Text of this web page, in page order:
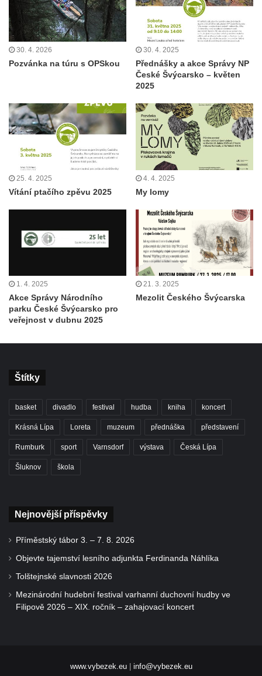
30. 4. 2026
Pozvánka na túru s OPSkou
30. 4. 2025
Přednášky a akce Správy NP
České Švýcarsko – květen
2025
25. 4. 2025
Vítání ptačího zpěvu 2025
4. 4. 2025
My lomy
1. 4. 2025
Akce Správy Národního
parku České Švýcarsko pro
veřejnost v dubnu 2025
21. 3. 2025
Mezolit Českého Švýcarska
Štítky
basket divadlo festival hudba kniha koncert
Krásná Lípa Loreta muzeum přednáška představení
Rumburk sport Varnsdorf výstava Česká Lípa
Šluknov škola
Nejnovější příspěvky
Příměstský tábor 3. – 7. 8. 2026
Objevte tajemství lesního adjunkta Ferdinanda Náhlíka
Tolštejnské slavnosti 2026
Mezinárodní hudební festival varhanní duchovní hudby ve
Filipově 2026 – XIX. ročník – zahajovací koncert
www.vybezek.eu| info@vybezek.eu